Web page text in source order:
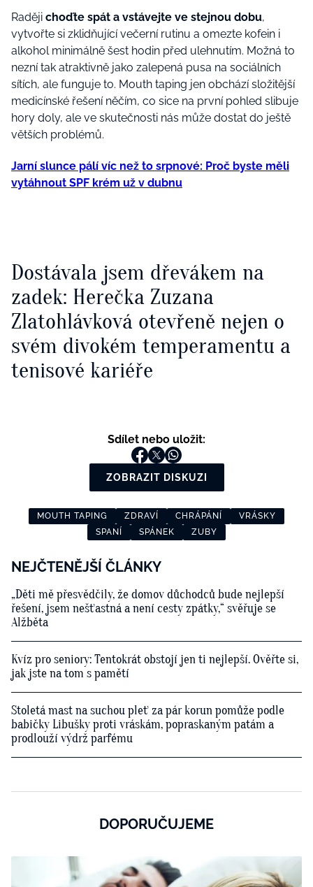
Raději choďte spát a vstávejte ve stejnou dobu,
vytvořte si zklidňující večerní rutinu a omezte kofein i
alkohol minimálně šest hodin před ulehnutím. Možná to
nezní tak atraktivně jako zalepená pusa na sociálních
sítích, ale funguje to. Mouth taping jen obchází složitější
medicínské řešení něčím, co sice na první pohled slibuje
hory doly, ale ve skutečnosti nás může dostat do ještě
větších problémů.
Jarní slunce pálí víc než to srpnové: Proč byste měli
vytáhnout SPF krém už v dubnu
Dostávala jsem dřevákem na
zadek: Herečka Zuzana
Zlatohlávková otevřeně nejen o
svém divokém temperamentu a
tenisové kariéře
Sdílet nebo uložit:
ZOBRAZIT DISKUZI
MOUTH TAPING ZDRAVÍ CHRÁPÁNÍ
VRÁSKY
SPANÍ
SPÁNEK ZUBY
NEJČTENĚJŠÍ ČLÁNKY
„Děti mě přesvědčily, že domov důchodců bude nejlepší
řešení, jsem nešťastná a není cesty zpátky,“ svěřuje se
Alžběta
Kvíz pro seniory: Tentokrát obstojí jen ti nejlepší. Ověřte si,
jak jste na tom s pamětí
Stoletá mast na suchou pleť za pár korun pomůže podle
babičky Libušky proti vráskám, popraskaným patám a
prodlouží výdrž parfému
DOPORUČUJEME